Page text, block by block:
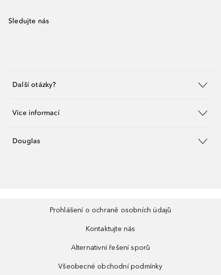
Sledujte nás
Další otázky?
Více informací
Douglas
Prohlášení o ochraně osobních údajů
Kontaktujte nás
Alternativní řešení sporů
Všeobecné obchodní podmínky